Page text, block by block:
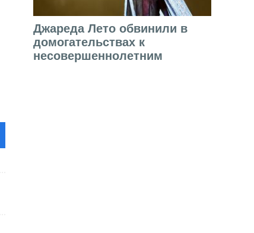
Джареда Лето обвинили в
домогательствах к
несовершеннолетним